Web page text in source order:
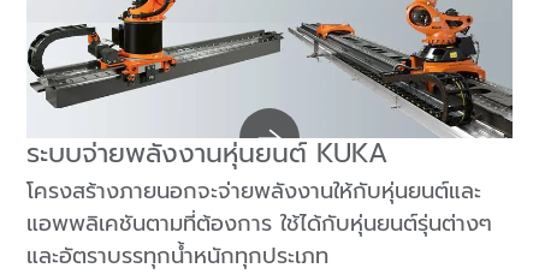
ระบบจ่ายพลังงานหุ่นยนต์ KUKA
โครงสร้างภายนอกจะจ่ายพลังงานให้กับหุ่นยนต์และ
แอพพลิเคชันตามที่ต้องการ ใช้ได้กับหุ่นยนต์รุ่นต่างๆ
และอัตราบรรทุกน้ำหนักทุกประเภท